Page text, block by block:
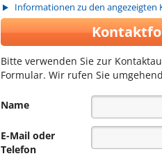
Informationen zu den angezeigten
Bitte verwenden Sie zur
Formular. Wir rufen Sie
Name
E-Mail oder
Telefon